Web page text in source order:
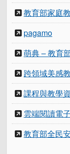
教育部家庭
pagamo
萌典 – 教育
跨領域美感
課程與教學
雲端閱讀電
教育部全民